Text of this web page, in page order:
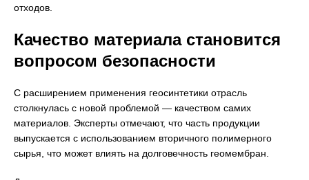
отходов.
Качество материала становится
вопросом безопасности
С расширением применения геосинтетики отрасль
столкнулась с новой проблемой — качеством самих
материалов. Эксперты отмечают, что часть продукции
выпускается с использованием вторичного полимерного
сырья, что может влиять на долговечность геомембран.